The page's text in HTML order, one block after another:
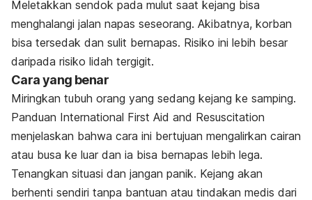
Meletakkan sendok pada mulut saat kejang bisa
menghalangi jalan napas seseorang. Akibatnya, korban
bisa tersedak dan sulit bernapas. Risiko ini lebih besar
daripada risiko lidah tergigit.
Cara yang benar
Miringkan tubuh orang yang sedang kejang ke samping.
Panduan International First Aid and Resuscitation
menjelaskan bahwa cara ini bertujuan mengalirkan cairan
atau busa ke luar dan ia bisa bernapas lebih lega.
Tenangkan situasi dan jangan panik. Kejang akan
berhenti sendiri tanpa bantuan atau tindakan medis dari